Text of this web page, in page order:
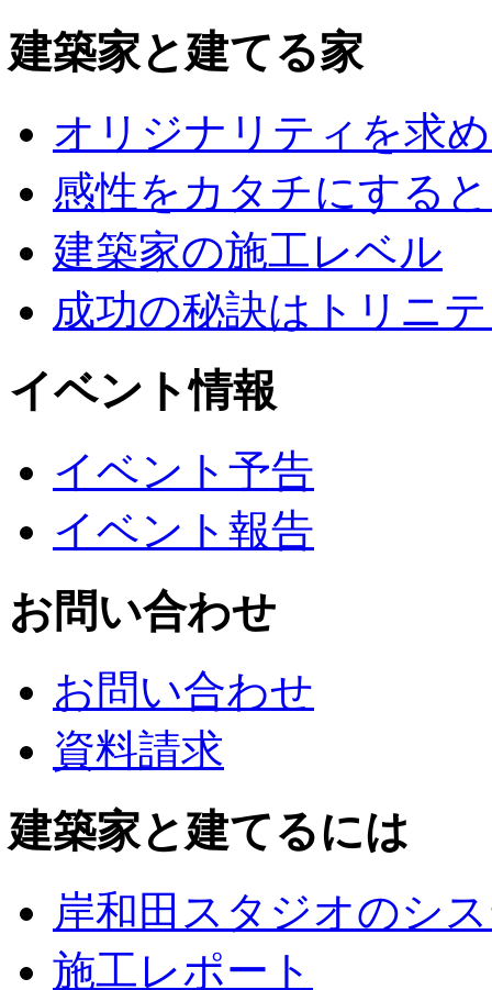
建築家と建てる家
オリジナリティを求
感性をカタチにする
建築家の施工レベル
成功の秘訣はトリニ
イベント情報
イベント予告
イベント報告
お問い合わせ
お問い合わせ
資料請求
建築家と建てるには
岸和田スタジオのシ
施工レポート